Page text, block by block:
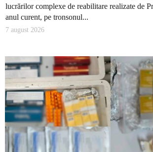
lucrărilor complexe de reabilitare realizate de
anul curent, pe tronsonul...
7 august 2026